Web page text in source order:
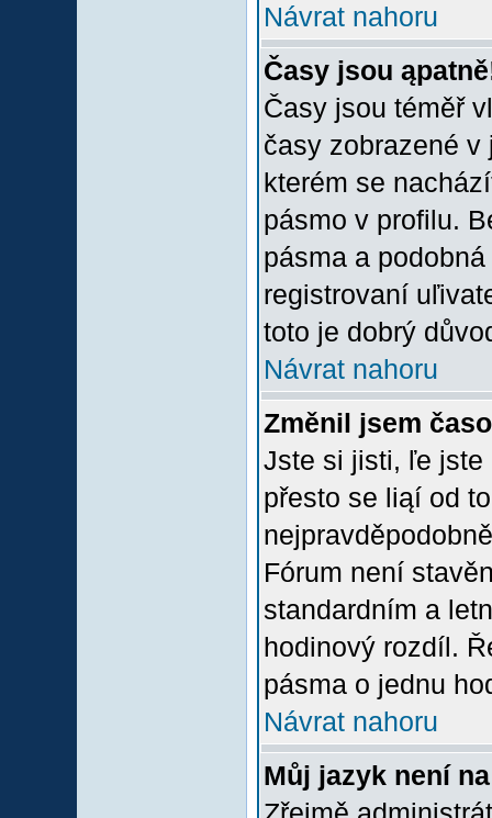
Návrat nahoru
Časy jsou
Časy jsou téměř
časy zobrazené
kterém se
pásmo v profilu.
pásma a
registrovaní
toto je dobrý
Návrat nahoru
Změnil jsem
Jste si jisti, ľe jste
přesto se liąí od
Fórum není
standardním a
hodinový rozdíl.
pásma o jednu
Návrat nahoru
Můj jazyk není